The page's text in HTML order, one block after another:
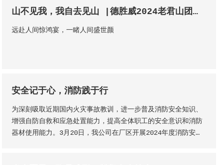
山不见我，我自去见山 |德胜威2024老君山团建活动
远赴人间惊鸿宴，一睹人间盛世颜
安全记于心，消防践于行
为深刻吸取近期国内火灾事故教训，进一步普及消防安全知识、
增强自防自救和应急处置能力，提高全体职工的安全意识和消防
器材使用能力。3月20日，我公司在厂区开展2024年度消防安全